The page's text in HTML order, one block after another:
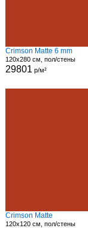
Crimson Matte 6 mm
120x280 см, пол/стены
29801 р/м²
Crimson Matte
120x120 см, пол/стены